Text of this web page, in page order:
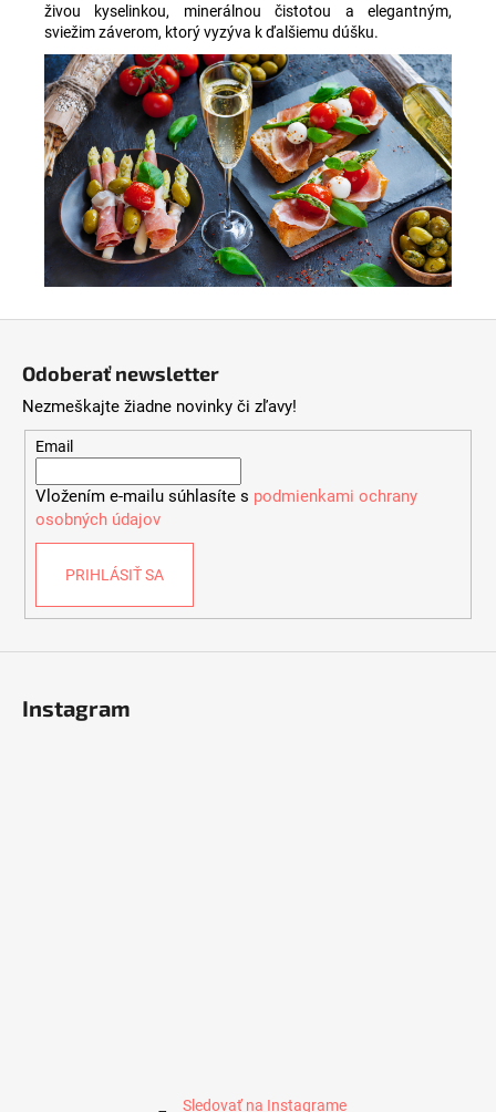
živou kyselinkou, minerálnou čistotou a elegantným,
sviežim záverom, ktorý vyzýva k ďalšiemu dúšku.
Odoberať newsletter
Nezmeškajte žiadne novinky či zľavy!
Email
Vložením e-mailu súhlasíte s podmienkami ochrany
osobných údajov
PRIHLÁSIŤ SA
Instagram
Sledovať na Instagrame